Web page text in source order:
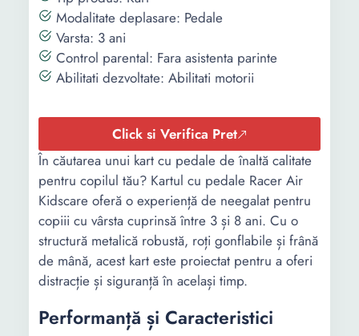
Modalitate deplasare: Pedale
Varsta: 3 ani
Control parental: Fara asistenta parinte
Abilitati dezvoltate: Abilitati motorii
Click si Verifica Pret
În căutarea unui kart cu pedale de înaltă calitate
pentru copilul tău? Kartul cu pedale Racer Air
Kidscare oferă o experiență de neegalat pentru
copiii cu vârsta cuprinsă între 3 și 8 ani. Cu o
structură metalică robustă, roți gonflabile și frână
de mână, acest kart este proiectat pentru a oferi
distracție și siguranță în același timp.
Performanță și Caracteristici